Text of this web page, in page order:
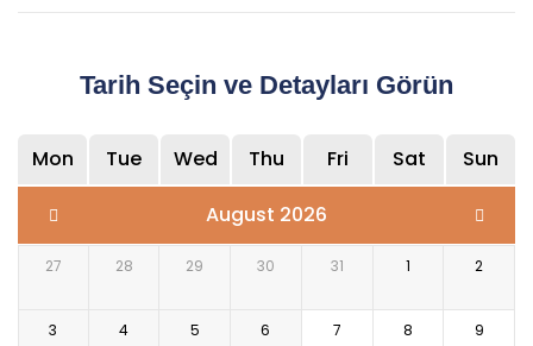
Tarih Seçin ve Detayları Görün
Mon Tue Wed Thu Fri Sat Sun
August 2026
27 28 29 30 31 1 2
3 4 5 6 7 8 9